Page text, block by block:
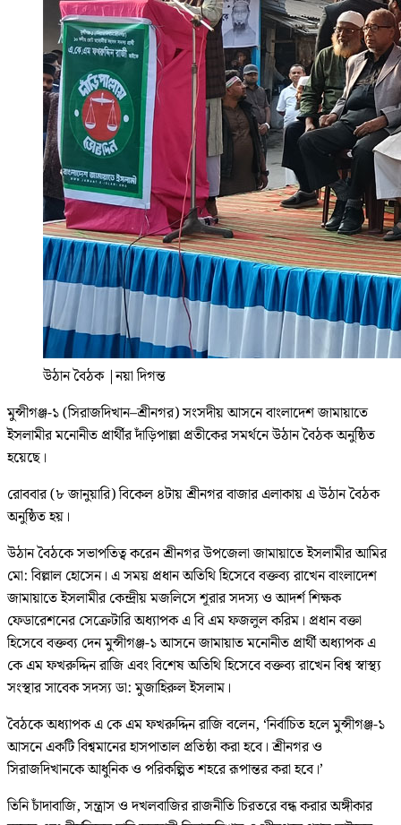
উঠান বৈঠক |নয়া দিগন্ত
মুন্সীগঞ্জ-১ (সিরাজদিখান–শ্রীনগর) সংসদীয় আসনে বাংলাদেশ জামায়াতে
ইসলামীর মনোনীত প্রার্থীর দাঁড়িপাল্লা প্রতীকের সমর্থনে উঠান বৈঠক অনুষ্ঠিত
হয়েছে।
রোববার (৮ জানুয়ারি) বিকেল ৪টায় শ্রীনগর বাজার এলাকায় এ উঠান বৈঠক
অনুষ্ঠিত হয়।
উঠান বৈঠকে সভাপতিত্ব করেন শ্রীনগর উপজেলা জামায়াতে ইসলামীর আমির
মো: বিল্লাল হোসেন। এ সময় প্রধান অতিথি হিসেবে বক্তব্য রাখেন বাংলাদেশ
জামায়াতে ইসলামীর কেন্দ্রীয় মজলিসে শূরার সদস্য ও আদর্শ শিক্ষক
ফেডারেশনের সেক্রেটারি অধ্যাপক এ বি এম ফজলুল করিম। প্রধান বক্তা
হিসেবে বক্তব্য দেন মুন্সীগঞ্জ-১ আসনে জামায়াত মনোনীত প্রার্থী অধ্যাপক এ
কে এম ফখরুদ্দিন রাজি এবং বিশেষ অতিথি হিসেবে বক্তব্য রাখেন বিশ্ব স্বাস্থ্য
সংস্থার সাবেক সদস্য ডা: মুজাহিরুল ইসলাম।
বৈঠকে অধ্যাপক এ কে এম ফখরুদ্দিন রাজি বলেন, ‘নির্বাচিত হলে মুন্সীগঞ্জ-১
আসনে একটি বিশ্বমানের হাসপাতাল প্রতিষ্ঠা করা হবে। শ্রীনগর ও
সিরাজদিখানকে আধুনিক ও পরিকল্পিত শহরে রূপান্তর করা হবে।’
তিনি চাঁদাবাজি, সন্ত্রাস ও দখলবাজির রাজনীতি চিরতরে বন্ধ করার অঙ্গীকার